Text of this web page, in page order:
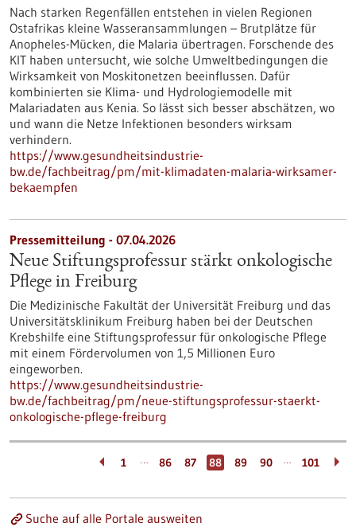
Nach starken Regenfällen entstehen in vielen Regionen
Ostafrikas kleine Wasseransammlungen – Brutplätze für
Anopheles-Mücken, die Malaria übertragen. Forschende des
KIT haben untersucht, wie solche Umweltbedingungen die
Wirksamkeit von Moskitonetzen beeinflussen. Dafür
kombinierten sie Klima- und Hydrologiemodelle mit
Malariadaten aus Kenia. So lässt sich besser abschätzen, wo
und wann die Netze Infektionen besonders wirksam
verhindern.
https://www.gesundheitsindustrie-
bw.de/fachbeitrag/pm/mit-klimadaten-malaria-wirksamer-
bekaempfen
Pressemitteilung - 07.04.2026
Neue Stiftungsprofessur stärkt onkologische
Pflege in Freiburg
Die Medizinische Fakultät der Universität Freiburg und das
Universitätsklinikum Freiburg haben bei der Deutschen
Krebshilfe eine Stiftungsprofessur für onkologische Pflege
mit einem Fördervolumen von 1,5 Millionen Euro
eingeworben.
https://www.gesundheitsindustrie-
bw.de/fachbeitrag/pm/neue-stiftungsprofessur-staerkt-
onkologische-pflege-freiburg
1 … 86 87 88 89 90 … 101
Suche auf alle Portale ausweiten